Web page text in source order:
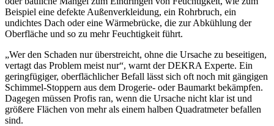
Beispiel eine defekte Außenverkleidung, ein Rohrbruch, ein
undichtes Dach oder eine Wärmebrücke, die zur Abkühlung der
Oberfläche und so zu mehr Feuchtigkeit führt.
„Wer den Schaden nur überstreicht, ohne die Ursache zu beseitigen,
vertagt das Problem meist nur“, warnt der DEKRA Experte. Ein
geringfügiger, oberflächlicher Befall lässt sich oft noch mit gängigen
Schimmel-Stoppern aus dem Drogerie- oder Baumarkt bekämpfen.
Dagegen müssen Profis ran, wenn die Ursache nicht klar ist und
größere Flächen von mehr als einem halben Quadratmeter befallen
sind.